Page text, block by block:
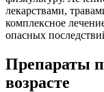
лекарствами,
комплексное
опасных
Препараты
возрасте